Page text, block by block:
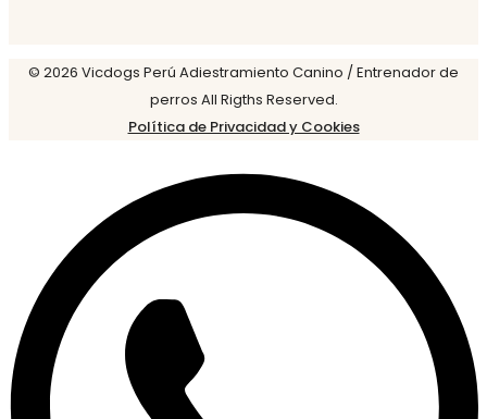
© 2026 Vicdogs Perú Adiestramiento Canino / Entrenador de
perros All Rigths Reserved.
Política de Privacidad y Cookies